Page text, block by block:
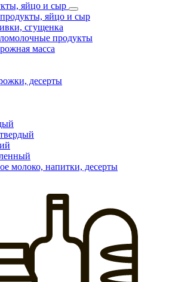
яйцо и сыр
яйцо и сыр
сгущенка
продукты
масса
десерты
молоко, напитки, десерты